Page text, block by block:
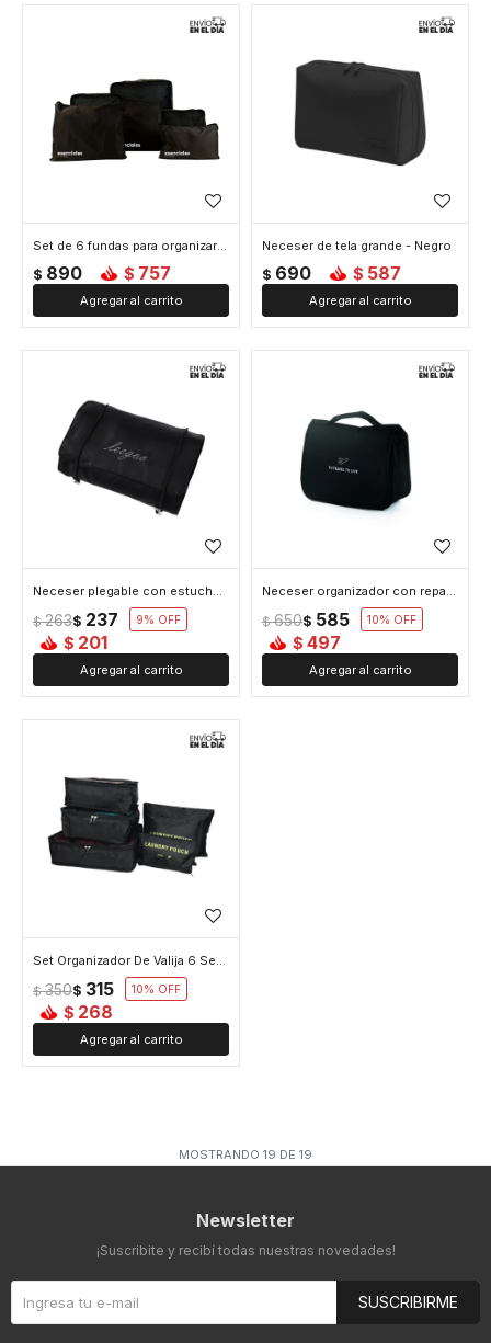
Set de 6 fundas para organizar equipaje - Negro
$ 890 $ 757
Neceser de tela grande - Negro
$ 690 $ 587
Neceser plegable con estuches con velcro - Negro
$ 237
$ 263 9
$ 201
Neceser organizador con reparticiones y colgador - Negro
$ 585
$ 650 10
$ 497
Set Organizador De Valija 6 Separadores - Negro
$ 315
$ 350 10
$ 268
MOSTRANDO 19 DE 19
Newsletter
¡Suscribite y recibí todas nuestras novedades!
SUSCRIBIRME